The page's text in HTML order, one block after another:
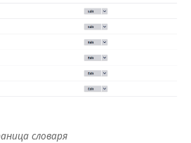
словаря